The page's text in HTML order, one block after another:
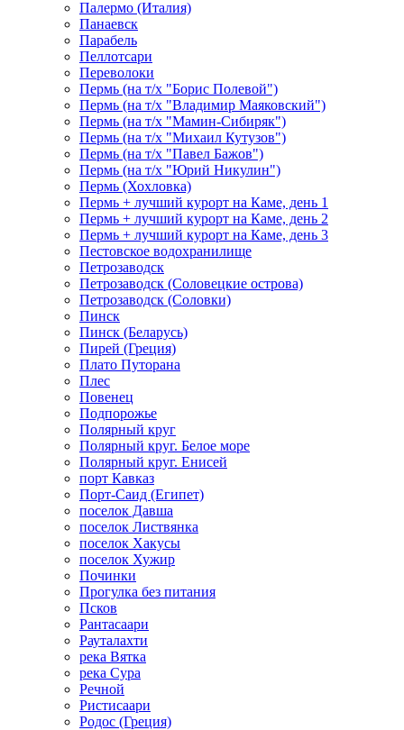
Палермо (Италия)
Панаевск
Парабель
Пеллотсари
Переволоки
Пермь (на т/х "Борис Полевой")
Пермь (на т/х "Владимир Маяковский")
Пермь (на т/х "Мамин-Сибиряк")
Пермь (на т/х "Михаил Кутузов")
Пермь (на т/х "Павел Бажов")
Пермь (на т/х "Юрий Никулин")
Пермь (Хохловка)
Пермь + лучший курорт на Каме, день 1
Пермь + лучший курорт на Каме, день 2
Пермь + лучший курорт на Каме, день 3
Пестовское водохранилище
Петрозаводск
Петрозаводск (Соловецкие острова)
Петрозаводск (Соловки)
Пинск
Пинск (Беларусь)
Пирей (Греция)
Плато Путорана
Плес
Повенец
Подпорожье
Полярный круг
Полярный круг. Белое море
Полярный круг. Енисей
порт Кавказ
Порт-Саид (Египет)
поселок Давша
поселок Листвянка
поселок Хакусы
поселок Хужир
Починки
Прогулка без питания
Псков
Рантасаари
Рауталахти
река Вятка
река Сура
Речной
Ристисаари
Родос (Греция)